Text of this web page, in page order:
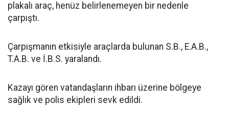
plakalı araç, henüz belirlenemeyen bir nedenle
çarpıştı.
Çarpışmanın etkisiyle araçlarda bulunan S.B., E.A.B.,
T.A.B. ve İ.B.S. yaralandı.
Kazayı gören vatandaşların ihbarı üzerine bölgeye
sağlık ve polis ekipleri sevk edildi.